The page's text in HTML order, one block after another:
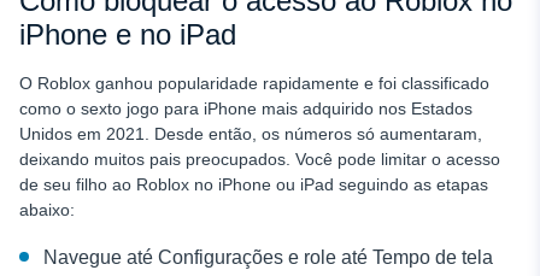
iPhone e no iPad
O Roblox ganhou popularidade rapidamente e foi classificado
como o sexto jogo para iPhone mais adquirido nos Estados
Unidos em 2021. Desde então, os números só aumentaram,
deixando muitos pais preocupados. Você pode limitar o acesso
de seu filho ao Roblox no iPhone ou iPad seguindo as etapas
abaixo:
Navegue até Configurações e role até Tempo de tela